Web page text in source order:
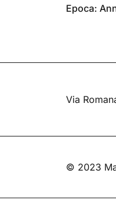
Epoca:
Via
© 2023